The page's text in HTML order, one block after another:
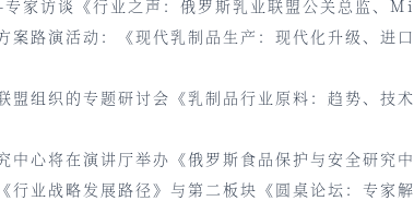
家访谈《行业之声：俄罗斯乳业联盟公关总监、
案路演活动：《现代乳制品生产：现代化升级、进
盟组织的专题研讨会《乳制品行业原料：趋势、技
中心将在演讲厅举办《俄罗斯食品保护与安全研究
行业战略发展路径》与第二板块《圆桌论坛：专家